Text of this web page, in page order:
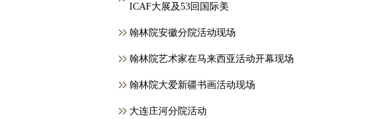
ICAF大展及53回国际美
翰林院安徽分院活动现场
翰林院艺术家在马来西亚活动开幕现场
翰林院大爱新疆书画活动现场
大连庄河分院活动